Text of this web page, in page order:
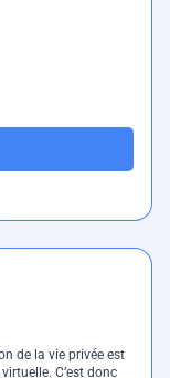
de la vie privée est
C’est donc